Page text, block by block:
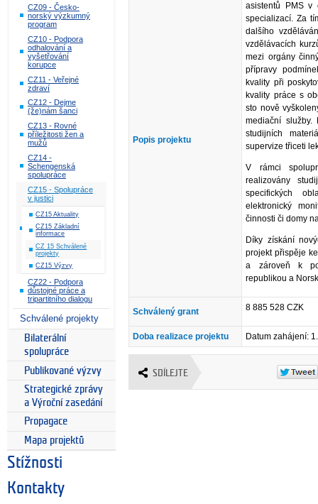
CZ09 - Česko-
norský výzkumný
program
CZ10 - Podpora
odhalování a
vyšetřování
korupce
CZ11 - Veřejné
zdraví
CZ12 - Dejme
(že)nám šanci
CZ13 - Rovné
příležitosti žen a
mužů
CZ14 -
Schengenská
spolupráce
CZ15 - Spolupráce
v justici
CZ15 Aktuality
CZ15 Základní
informace
CZ 15 Schválené
projekty
CZ15 Výzvy
CZ22 - Podpora
důstojné práce a
tripartitního dialogu
Schválené projekty
Bilaterální
spolupráce
Publikované výzvy
Strategické zprávy
a Výroční zasedání
Propagace
Mapa projektů
Stížnosti
Kontakty
Popis projektu
asistentů PMS v
specializací. Za
dalšího
vzdělávacích
mezi orgány
přípravy
kvality při
kvality práce s
sto nově
mediační služby.
studijních
supervize třiceti
V rámci
realizovány
specifických
elektronický
činnosti či domy
Díky získání
projekt přispěje
a zároveň k
republikou a
Schválený grant 8 885 528 CZK
Doba realizace projektu Datum zahájení:
SDÍLEJTE